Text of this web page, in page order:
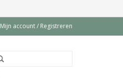
Mijn account / Registreren